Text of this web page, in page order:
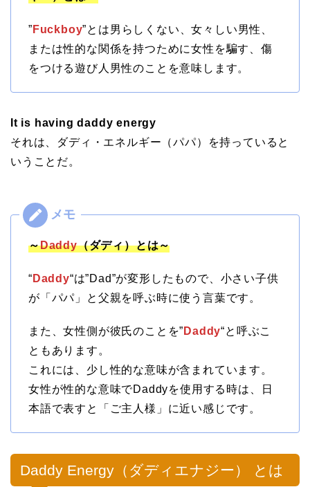
” Fuckboy”とは男らしくない、女々しい男性、
または性的な関係を持つために女性を騙す、傷
をつける遊び人男性のことを意味します。
It is having daddy energy
それは、ダディ・エネルギー（パパ）を持っていると
いうことだ。
～Daddy（ダディ）とは～
“ Daddy“は”Dad”が変形したもので、小さい子供
が「パパ」と父親を呼ぶ時に使う言葉です。
また、女性側が彼氏のことを” Daddy“と呼ぶこ
ともあります。
これには、少し性的な意味が含まれています。
女性が性的な意味でDaddyを使用する時は、日
本語で表すと「ご主人様」に近い感じです。
Daddy Energy（ダディエナジー） とは